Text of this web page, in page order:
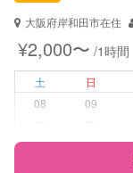
対応可能/特徴
病児対応
障がい児対応
レッスン
大阪府岸和田市在住
¥2,000〜 /1時間
土 日
08
09